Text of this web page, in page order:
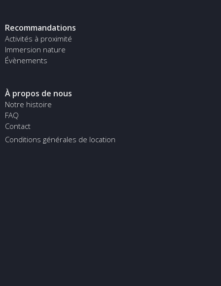
Recommandations
Activités à proximité
Immersion nature
Évènements
À propos de nous
Notre histoire
FAQ
Contact
Conditions générales de location